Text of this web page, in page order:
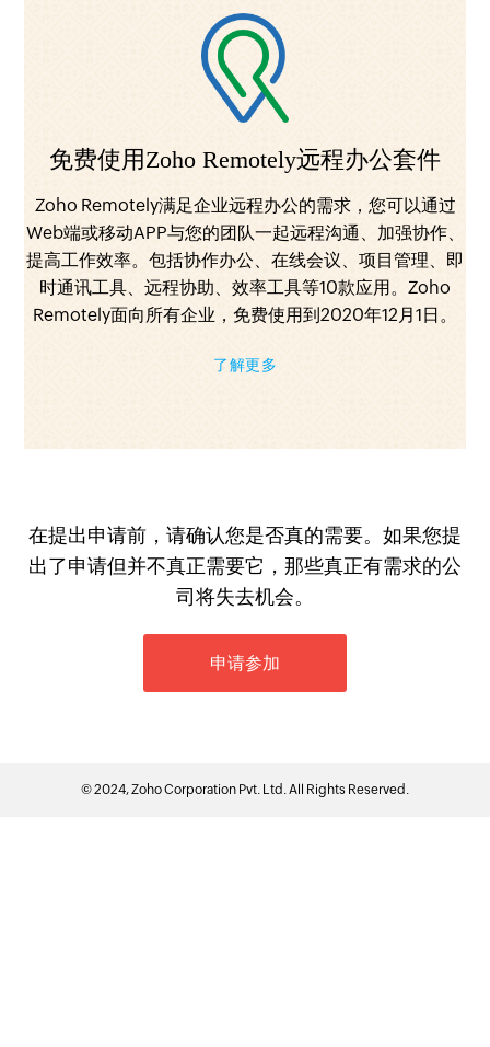
免费使用Zoho Remotely远程办公套件
Zoho Remotely满足企业远程办公的需求，您可以通过
Web端或移动APP与您的团队一起远程沟通、加强协作、
提高工作效率。包括协作办公、在线会议、项目管理、即
时通讯工具、远程协助、效率工具等10款应用。Zoho
Remotely面向所有企业，免费使用到2020年12月1日。
了解更多
在提出申请前，请确认您是否真的需要。如果您提
出了申请但并不真正需要它，那些真正有需求的公
司将失去机会。
申请参加
©2024, Zoho Corporation Pvt. Ltd. All Rights Reserved.